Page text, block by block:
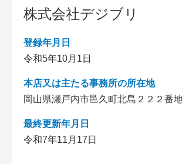
株式会社デジブリ
登録年月日
令和5年10月1日
本店又は主たる事務所の所在地
岡山県瀬戸内市邑久町北島２２２番地
最終更新年月日
令和7年11月17日